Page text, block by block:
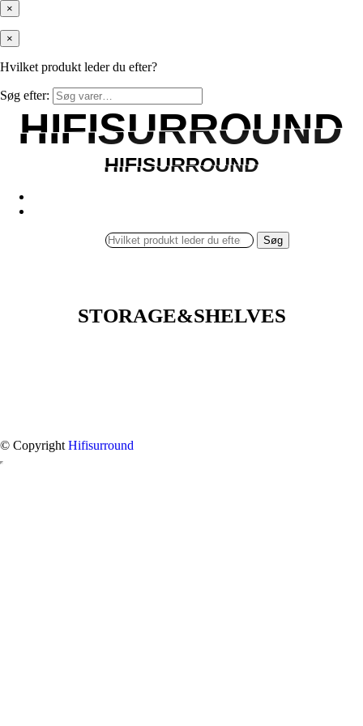
×
×
Hvilket produkt leder du efter?
Søg efter:
HIFISURROUND
HIFISURROUND
HIFISURROUND
HIFISURROUND
Søg
STORAGE&SHELVES
© Copyright Hifisurround